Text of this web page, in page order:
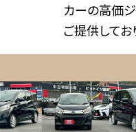
カーの高価
ご提供して